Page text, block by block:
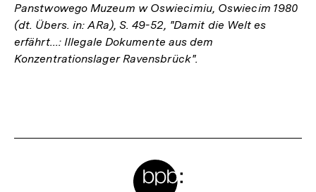
Panstwowego Muzeum w Oswiecimiu, Oswiecim 1980
(dt. Übers. in: ARa), S. 49-52, "Damit die Welt es
erfährt...: Illegale Dokumente aus dem
Konzentrationslager Ravensbrück".